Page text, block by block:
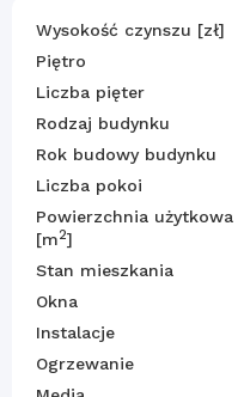
Wysokość czynszu [zł]
Piętro
Liczba pięter
Rodzaj budynku
Rok budowy budynku
Liczba pokoi
Powierzchnia użytkowa
[m2]
Stan mieszkania
Okna
Instalacje
Ogrzewanie